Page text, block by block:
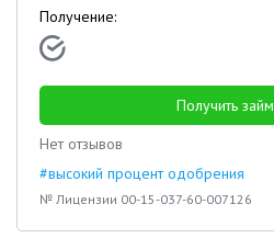
Получение:
Получить займ
Нет отзывов
#высокий процент одобрения
№ Лицензии 00-15-037-60-007126